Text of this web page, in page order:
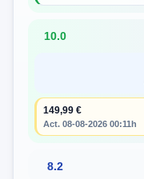
10.0
149,99 €
Act. 08-08-2026 00:11h
8.2